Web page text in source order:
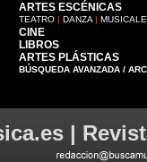
ARTES ESCÉNICAS
TEATRO | DANZA |
CINE
LIBROS
ARTES PLÁSTICAS
BÚSQUEDA AVANZADA /
|